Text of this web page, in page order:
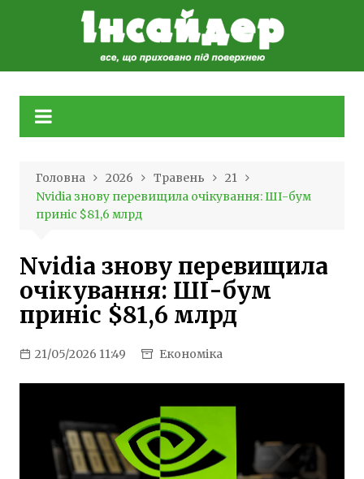
Головна 2026 Травень
21
Nvidia знову перевищила очікування: ШІ-бум
приніс $81,6 млрд
Nvidia знову перевищила
очікування: ШІ-бум
приніс $81,6 млрд
21/05/2026 11:49 Економіка